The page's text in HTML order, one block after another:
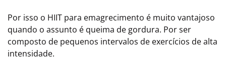
Por isso o HIIT para emagrecimento é muito vantajoso
quando o assunto é queima de gordura. Por ser
composto de pequenos intervalos de exercícios de alta
intensidade.